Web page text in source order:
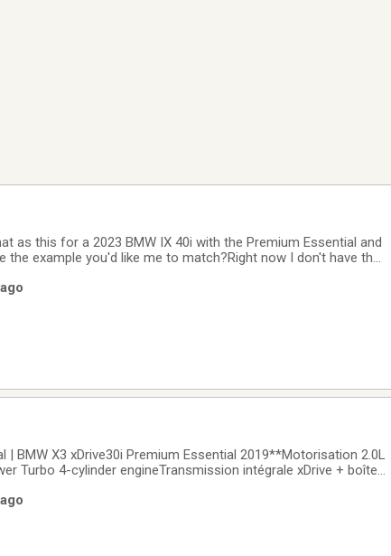
as this for a 2023 BMW IX 40i with the Premium Essential and
the example you'd like me to match?Right now I don't have the
| BMW X3 xDrive30i Premium Essential 2019**Motorisation 2.0L
Turbo 4-cylinder engineTransmission intégrale xDrive + boîte